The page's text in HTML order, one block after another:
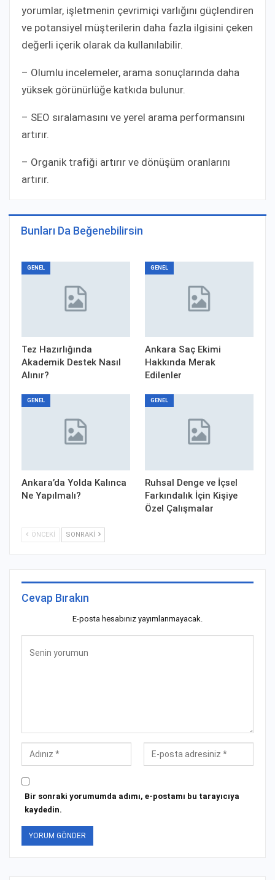
yorumlar, işletmenin çevrimiçi varlığını güçlendiren
ve potansiyel müşterilerin daha fazla ilgisini çeken
değerli içerik olarak da kullanılabilir.
– Olumlu incelemeler, arama sonuçlarında daha
yüksek görünürlüğe katkıda bulunur.
– SEO sıralamasını ve yerel arama performansını
artırır.
– Organik trafiği artırır ve dönüşüm oranlarını
artırır.
Bunları Da Beğenebilirsin
GENEL
Tez Hazırlığında
Akademik Destek Nasıl
Alınır?
GENEL
Ankara Saç Ekimi
Hakkında Merak
Edilenler
GENEL
Ankara’da Yolda Kalınca
Ne Yapılmalı?
GENEL
Ruhsal Denge ve İçsel
Farkındalık İçin Kişiye
Özel Çalışmalar
ÖNCEKI SONRAKI
Cevap Bırakın
E-posta hesabınız yayımlanmayacak.
Bir sonraki yorumumda adımı, e-postamı bu tarayıcıya
kaydedin.